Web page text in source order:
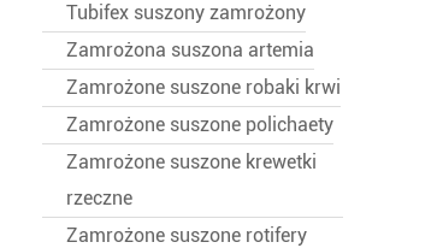
Tubifex suszony zamrożony
Zamrożona suszona artemia
Zamrożone suszone robaki krwi
Zamrożone suszone polichaety
Zamrożone suszone krewetki
rzeczne
Zamrożone suszone rotifery